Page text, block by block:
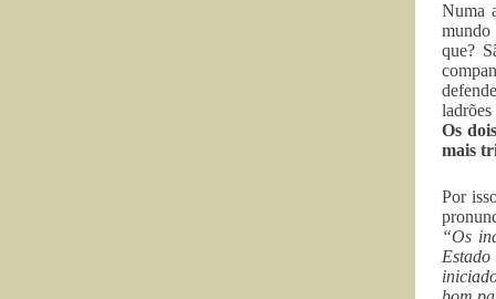
Numa
mundo
que?
Os
mais
Por
“Os